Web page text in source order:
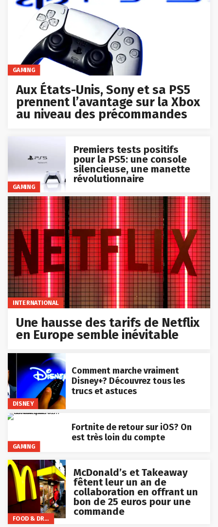
GAMING
Aux États-Unis, Sony et sa PS5
prennent l’avantage sur la Xbox
au niveau des précommandes
GAMING
Premiers tests positifs
pour la PS5: une console
silencieuse, une manette
révolutionnaire
INTERNATIONAL
Une hausse des tarifs de Netflix
en Europe semble inévitable
DISNEY
Comment marche vraiment
Disney+? Découvrez tous les
trucs et astuces
GAMING
Fortnite de retour sur iOS? On
est très loin du compte
FOOD & DRINKS
McDonald’s et Takeaway
fêtent leur un an de
collaboration en offrant un
bon de 25 euros pour une
commande